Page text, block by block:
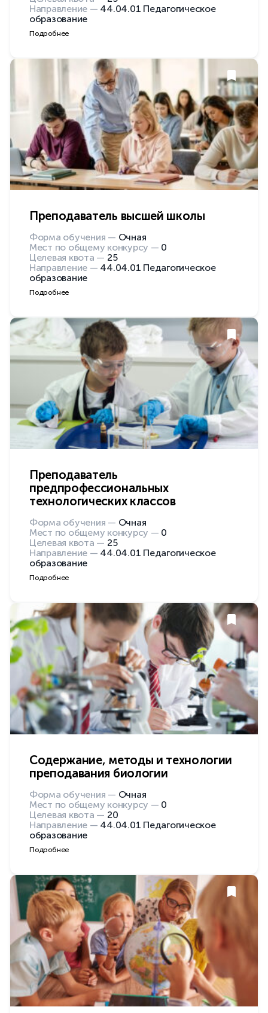
Направление — 44.04.01 Педагогическое
образование
Подробнее
Преподаватель высшей школы
Форма обучения — Очная
Мест по общему конкурсу — 0
Целевая квота — 25
Направление — 44.04.01 Педагогическое
образование
Подробнее
Преподаватель
предпрофессиональных
технологических классов
Форма обучения — Очная
Мест по общему конкурсу — 0
Целевая квота — 25
Направление — 44.04.01 Педагогическое
образование
Подробнее
Содержание, методы и технологии
преподавания биологии
Форма обучения — Очная
Мест по общему конкурсу — 0
Целевая квота — 20
Направление — 44.04.01 Педагогическое
образование
Подробнее